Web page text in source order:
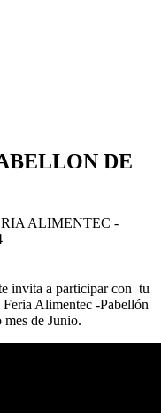
DE
ALIMENTEC -
invita a participar con tu
Alimentec -Pabellón
de Junio.